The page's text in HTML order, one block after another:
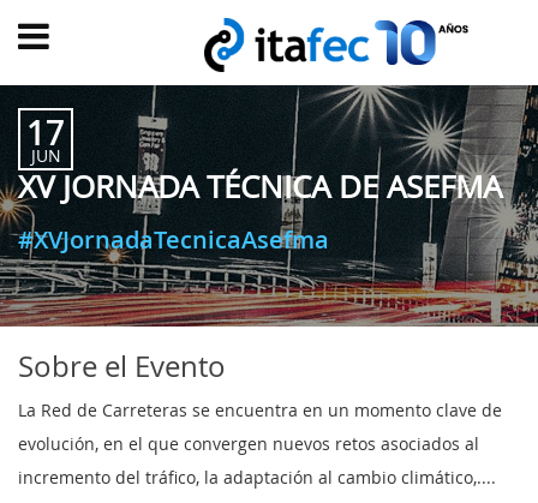
Main
INICIO
EVOLUCIÓN
EVENTOS
WATCH
NOW
TRANSFORMACIÓN
17
JUN
XV JORNADA TÉCNICA DE ASEFMA
#XVJornadaTecnicaAsefma
Sobre el Evento
La Red de Carreteras se encuentra en un momento clave de
evolución, en el que convergen nuevos retos asociados al
incremento del tráfico, la adaptación al cambio climático,....